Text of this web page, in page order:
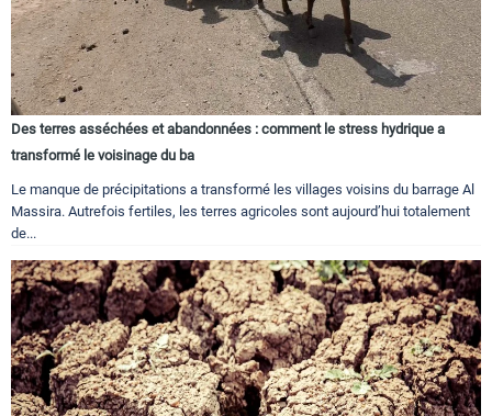
Des terres asséchées et abandonnées : comment le stress hydrique a
transformé le voisinage du ba
Le manque de précipitations a transformé les villages voisins du barrage Al
Massira. Autrefois fertiles, les terres agricoles sont aujourd’hui totalement
de...